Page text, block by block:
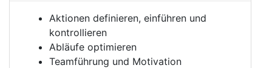
Aktionen definieren, einführen und
kontrollieren
Abläufe optimieren
Teamführung und Motivation